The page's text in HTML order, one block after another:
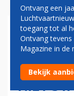
FRANSE
GAAN
NIET
Ontvang een
toegang tot al
Ontvang
Magazine in de
Bekijk